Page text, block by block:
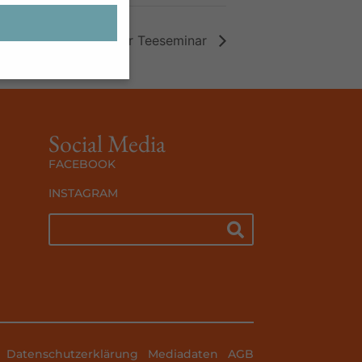
Tee wirkt – Sylter Teeseminar
Social Media
FACEBOOK
INSTAGRAM
Datenschutzerklärung Mediadaten AGB
sind essenziell,
Daten
oder
finden Sie in
zu ganzen
Cookies
der Website